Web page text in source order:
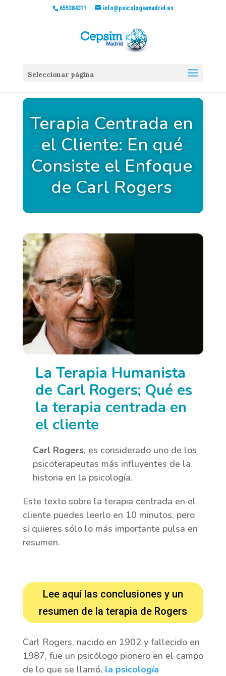
655384311 info@psicologiamadrid.es
Seleccionar página
Terapia Centrada en
el Cliente: En qué
Consiste el Enfoque
de Carl Rogers
La Terapia Humanista
de Carl Rogers; Qué es
la terapia centrada en
el cliente
Carl Rogers, es considerado uno de los
psicoterapeutas más influyentes de la
historia en la psicología.
Este texto sobre la terapia centrada en el
cliente puedes leerlo en 10 minutos, pero
si quieres sólo lo más importante pulsa en
resumen.
Lee aquí las conclusiones y un
resumen de la terapia de Rogers
Carl Rogers, nacido en 1902 y fallecido en
1987, fue un psicólogo pionero en el campo
de lo que se llamó, la psicología